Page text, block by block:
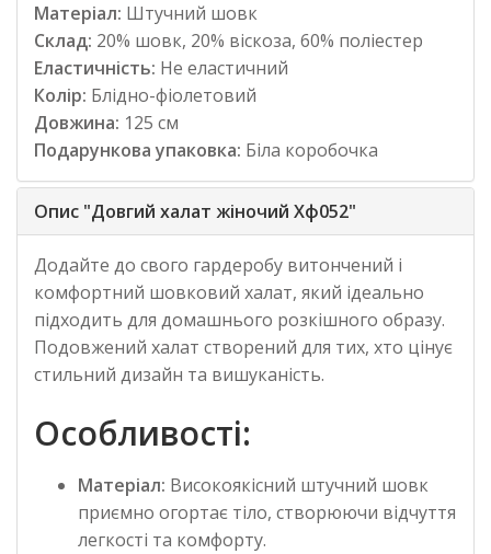
Матеріал: Штучний шовк
Склад: 20% шовк, 20% віскоза, 60% поліестер
Еластичність: Не еластичний
Колір: Блідно-фіолетовий
Довжина: 125 см
Подарункова упаковка: Біла коробочка
Опис "Довгий халат жіночий Хф052"
Додайте до свого гардеробу витончений і
комфортний шовковий халат, який ідеально
підходить для домашнього розкішного образу.
Подовжений халат створений для тих, хто цінує
стильний дизайн та вишуканість.
Особливості:
Матеріал: Високоякісний штучний шовк
приємно огортає тіло, створюючи відчуття
легкості та комфорту.